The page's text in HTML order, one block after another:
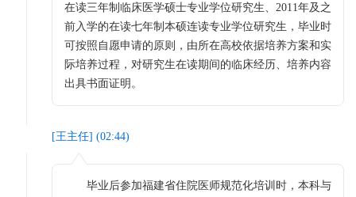
在读三年制临床医学硕士专业学位研究生、2011年及之
前入学的在读七年制本硕连读专业学位研究生，毕业时
可按照自愿申请的原则，由所在高校依据培养方案和实
际培养过程，对研究生在读期间的临床经历、培养内容
出具书面证明。
[王主任] (02:44)
毕业后参加福建省住院医师规范化培训时，本科与